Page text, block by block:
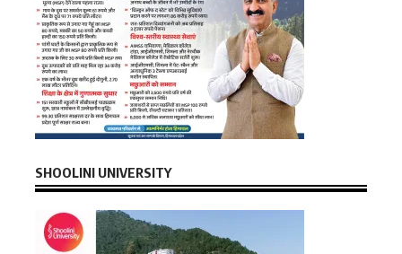
SHOOLINI UNIVERSITY